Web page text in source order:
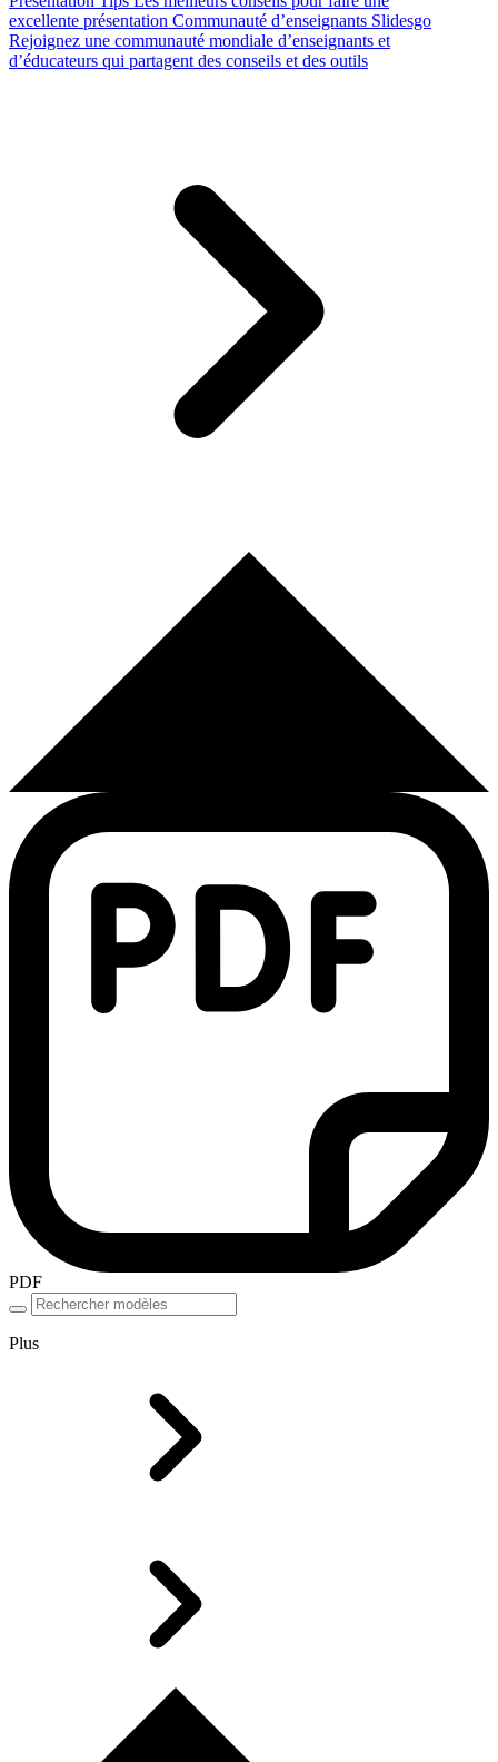
excellente présentation Communauté d’enseignants Slidesgo
Rejoignez une communauté mondiale d’enseignants et
d’éducateurs qui partagent des conseils et des outils
PDF
Plus